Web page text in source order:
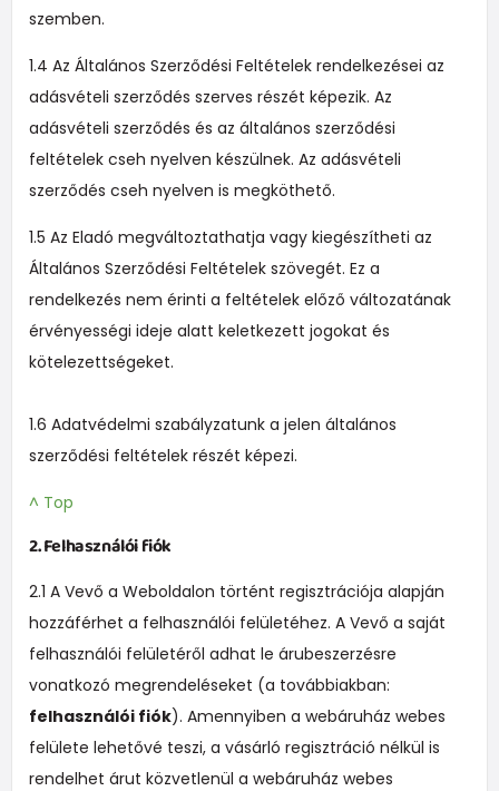
szemben.
1.4 Az Általános Szerződési Feltételek rendelkezései az
adásvételi szerződés szerves részét képezik. Az
adásvételi szerződés és az általános szerződési
feltételek cseh nyelven készülnek. Az adásvételi
szerződés cseh nyelven is megköthető.
1.5 Az Eladó megváltoztathatja vagy kiegészítheti az
Általános Szerződési Feltételek szövegét. Ez a
rendelkezés nem érinti a feltételek előző változatának
érvényességi ideje alatt keletkezett jogokat és
kötelezettségeket.
1.6 Adatvédelmi szabályzatunk a jelen általános
szerződési feltételek részét képezi.
^ Top
2. Felhasználói fiók
2.1 A Vevő a Weboldalon történt regisztrációja alapján
hozzáférhet a felhasználói felületéhez. A Vevő a saját
felhasználói felületéről adhat le árubeszerzésre
vonatkozó megrendeléseket (a továbbiakban:
felhasználói fiók). Amennyiben a webáruház webes
felülete lehetővé teszi, a vásárló regisztráció nélkül is
rendelhet árut közvetlenül a webáruház webes